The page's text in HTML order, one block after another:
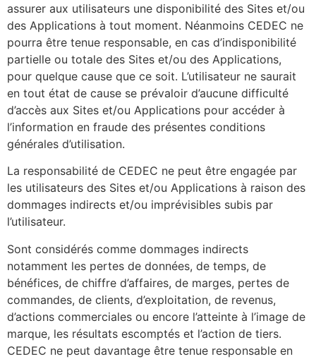
assurer aux utilisateurs une disponibilité des Sites et/ou
des Applications à tout moment. Néanmoins CEDEC ne
pourra être tenue responsable, en cas d’indisponibilité
partielle ou totale des Sites et/ou des Applications,
pour quelque cause que ce soit. L’utilisateur ne saurait
en tout état de cause se prévaloir d’aucune difficulté
d’accès aux Sites et/ou Applications pour accéder à
l’information en fraude des présentes conditions
générales d’utilisation.
La responsabilité de CEDEC ne peut être engagée par
les utilisateurs des Sites et/ou Applications à raison des
dommages indirects et/ou imprévisibles subis par
l’utilisateur.
Sont considérés comme dommages indirects
notamment les pertes de données, de temps, de
bénéfices, de chiffre d’affaires, de marges, pertes de
commandes, de clients, d’exploitation, de revenus,
d’actions commerciales ou encore l’atteinte à l’image de
marque, les résultats escomptés et l’action de tiers.
CEDEC ne peut davantage être tenue responsable en